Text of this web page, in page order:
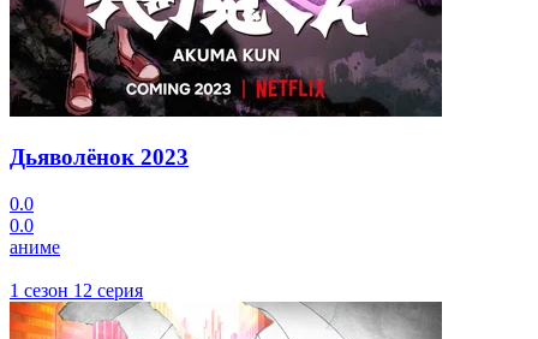
Дьяволёнок 2023
0.0
0.0
аниме
1 сезон 12 серия